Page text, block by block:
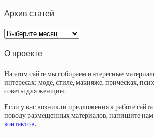
Архив статей
Архив
статей
О проекте
На этом сайте мы собираем интересные
интересах: моде, стиле, макияже, прическах,
советы для женщин.
Если у вас возникли предложения к работе
поводу размещенных материалов, напишите нам
контактов.